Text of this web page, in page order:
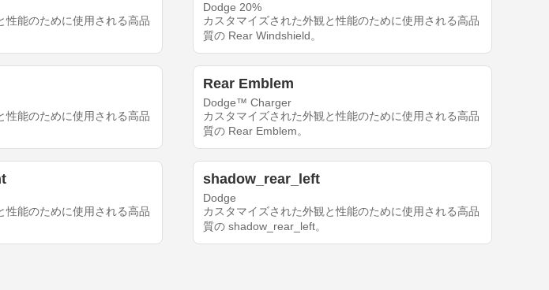
性能のために使用される高品
Dodge 20%
カスタマイズされた外観と性能のために使用される高品
質の Rear Windshield。
性能のために使用される高品
Rear Emblem
Dodge™ Charger
カスタマイズされた外観と性能のために使用される高品
質の Rear Emblem。
性能のために使用される高品
shadow_rear_left
Dodge
カスタマイズされた外観と性能のために使用される高品
質の shadow_rear_left。